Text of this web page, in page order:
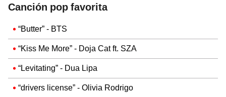
Canción pop favorita
“Butter” - BTS
“Kiss Me More” - Doja Cat ft. SZA
“Levitating” - Dua Lipa
“drivers license” - Olivia Rodrigo